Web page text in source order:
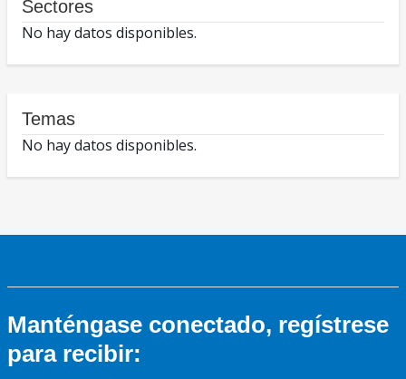
Sectores
No hay datos disponibles.
Temas
No hay datos disponibles.
Manténgase conectado, regístrese
para recibir: